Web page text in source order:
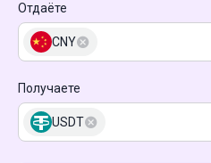
Отдаёте
CNY
Получаете
USDT